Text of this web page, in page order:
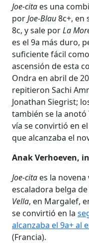
Joe-cita es una
porJoe-Blau8c+, en
8c, y sale porLa
es el 9a más duro,
suficiente fácil
ascensión de esta
Ondra en abril de
repitieron Sachi
Jonathan Siegrist;
también se la anotó
vía se convirtió en
que alcanzaba el
Anak Verhoeven,
Joe-cita es la novena
escaladora belga
Vella, en Margalef,
se convirtió en la
alcanzaba el 9a+ al
(Francia).